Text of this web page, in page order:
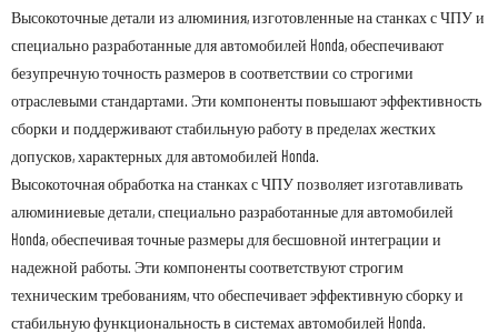
Высокоточные детали из алюминия, изготовленные на станках с ЧПУ и
специально разработанные для автомобилей Honda, обеспечивают
безупречную точность размеров в соответствии со строгими
отраслевыми стандартами. Эти компоненты повышают эффективность
сборки и поддерживают стабильную работу в пределах жестких
допусков, характерных для автомобилей Honda.
Высокоточная обработка на станках с ЧПУ позволяет изготавливать
алюминиевые детали, специально разработанные для автомобилей
Honda, обеспечивая точные размеры для бесшовной интеграции и
надежной работы. Эти компоненты соответствуют строгим
техническим требованиям, что обеспечивает эффективную сборку и
стабильную функциональность в системах автомобилей Honda.